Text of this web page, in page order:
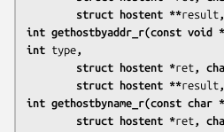
        struct hostent **
result
int gethostbyaddr_r(const void *
int type ,
        struct hostent *
ret ,
        struct hostent **
result
int gethostbyname_r(const char *
        struct hostent *
ret ,